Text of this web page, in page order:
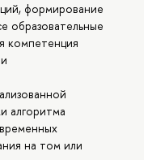
формирование
образовательные
компетенция
алгоритма
на том или